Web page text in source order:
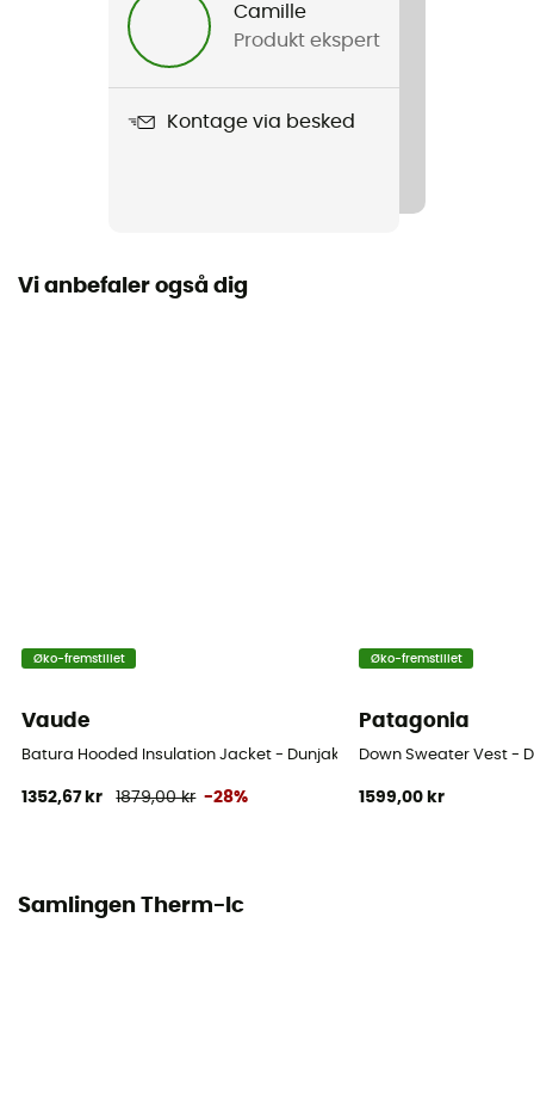
Camille
Produkt ekspert
Kontage via besked
Vi anbefaler også dig
Øko-fremstillet
Vaude
Batura Hooded Insulation Jacket - Dunjakke - Herrer
1352,67 kr 1879,00 kr -28%
Øko-fremstillet
Patagonia
Down Sweater Vest -
1599,00 kr
Samlingen Therm-Ic